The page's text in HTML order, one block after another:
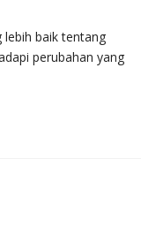
lebih baik tentang
perubahan yang